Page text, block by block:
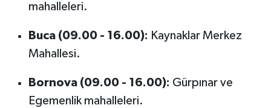
mahalleleri.
Buca (09.00 - 16.00): Kaynaklar Merkez
Mahallesi.
Bornova (09.00 - 16.00): Gürpınar ve
Egemenlik mahalleleri.